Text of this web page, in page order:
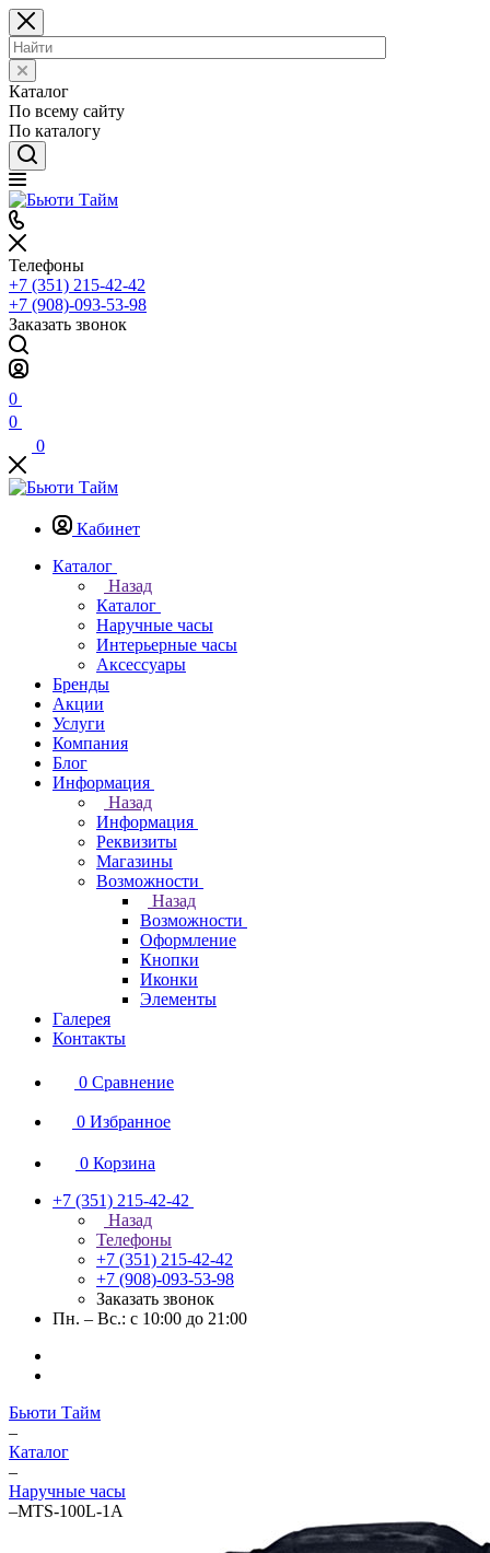
Каталог
По всему сайту
По каталогу
Телефоны
+7 (351) 215-42-42
+7 (908)-093-53-98
Заказать звонок
0
0
0
Кабинет
Каталог
Назад
Каталог
Наручные часы
Интерьерные часы
Аксессуары
Бренды
Акции
Услуги
Компания
Блог
Информация
Назад
Информация
Реквизиты
Магазины
Возможности
Назад
Возможности
Оформление
Кнопки
Иконки
Элементы
Галерея
Контакты
0 Сравнение
0 Избранное
0 Корзина
+7 (351) 215-42-42
Назад
Телефоны
+7 (351) 215-42-42
+7 (908)-093-53-98
Заказать звонок
Пн. – Вс.: с 10:00 до 21:00
Бьюти Тайм
–
Каталог
–
Наручные часы
–MTS-100L-1A